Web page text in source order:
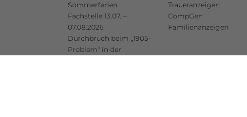
Sommerferien
Fachstelle 13.07. –
07.08.2026
Durchbruch beim „1905-
Problem“ in der
Traueranzeigen
CompGen
Familienanzeigen